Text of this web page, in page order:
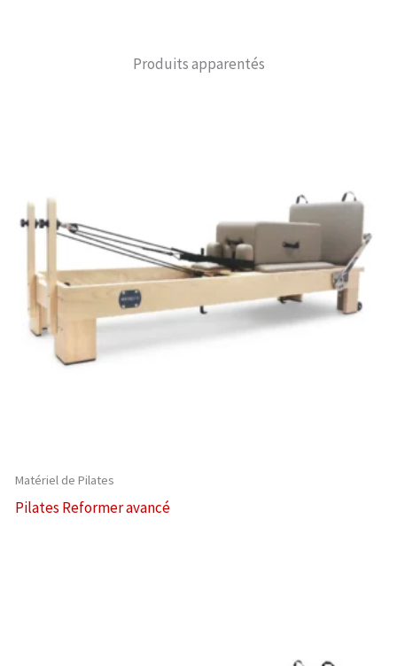
Produits apparentés
Matériel de Pilates
Pilates Reformer avancé